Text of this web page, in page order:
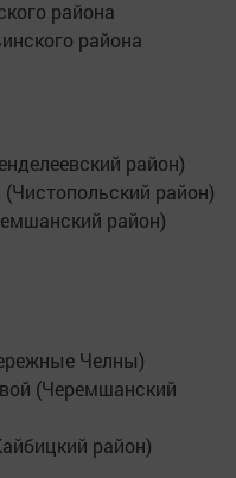
района
района
район)
район)
район)
Челны)
(Черемшанский
район)